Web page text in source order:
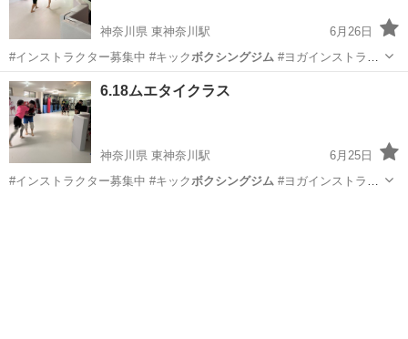
神奈川県 東神奈川駅
6月26日
#インストラクター募集中 #キック ボクシングジム #ヨガインストラク
ター募集中 …
神奈川 横浜市 東神奈川駅
キッズキックボクシング
6.18ムエタイクラス
神奈川県 東神奈川駅
6月25日
#インストラクター募集中 #キック ボクシングジム #ヨガインストラク